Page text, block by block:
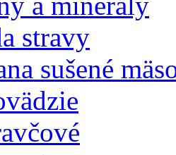
stravy
sušené